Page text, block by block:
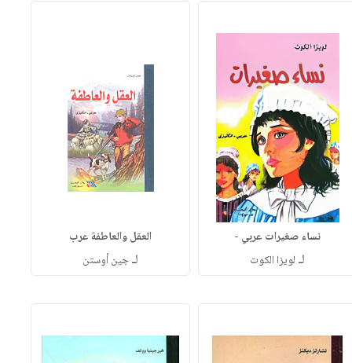
نساء صغيرات عربي -
لـ لويزا الكوت
العقل والعاطفة عرب
لـجين أوستن